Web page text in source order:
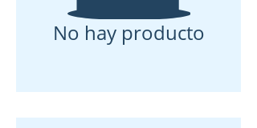
No hay producto